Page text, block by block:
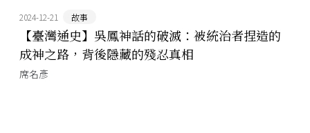
2024-12-21 故事
【臺灣通史】吳鳳神話的破滅：被統治者捏造的
成神之路，背後隱藏的殘忍真相
席名彥